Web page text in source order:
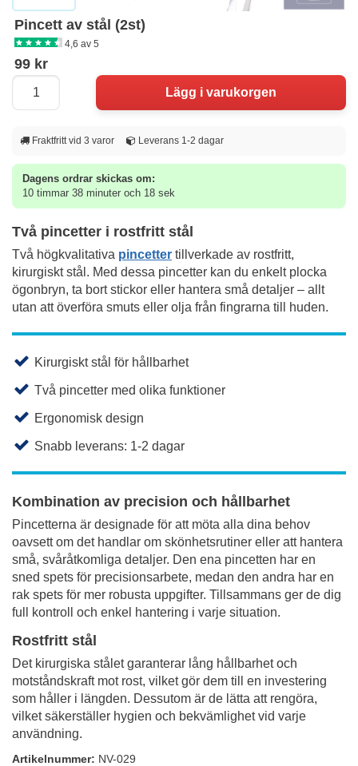
Pincett av stål (2st)
4,6 av 5
99 kr
Fraktfritt vid 3 varor Leverans 1-2 dagar
Dagens ordrar skickas om:
10 timmar 38 minuter och 18 sek
Två pincetter i rostfritt stål
Två högkvalitativa pincetter tillverkade av rostfritt,
kirurgiskt stål. Med dessa pincetter kan du enkelt plocka
ögonbryn, ta bort stickor eller hantera små detaljer – allt
utan att överföra smuts eller olja från fingrarna till huden.
Kirurgiskt stål för hållbarhet
Två pincetter med olika funktioner
Ergonomisk design
Snabb leverans: 1-2 dagar
Kombination av precision och hållbarhet
Pincetterna är designade för att möta alla dina behov
oavsett om det handlar om skönhetsrutiner eller att hantera
små, svåråtkomliga detaljer. Den ena pincetten har en
sned spets för precisionsarbete, medan den andra har en
rak spets för mer robusta uppgifter. Tillsammans ger de dig
full kontroll och enkel hantering i varje situation.
Rostfritt stål
Det kirurgiska stålet garanterar lång hållbarhet och
motståndskraft mot rost, vilket gör dem till en investering
som håller i längden. Dessutom är de lätta att rengöra,
vilket säkerställer hygien och bekvämlighet vid varje
användning.
Artikelnummer: NV-029